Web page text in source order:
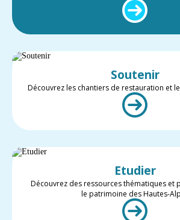
Soutenir
Découvrez les chantiers de restauration et
Etudier
Découvrez des ressources thématiques et
le patrimoine des Hautes-